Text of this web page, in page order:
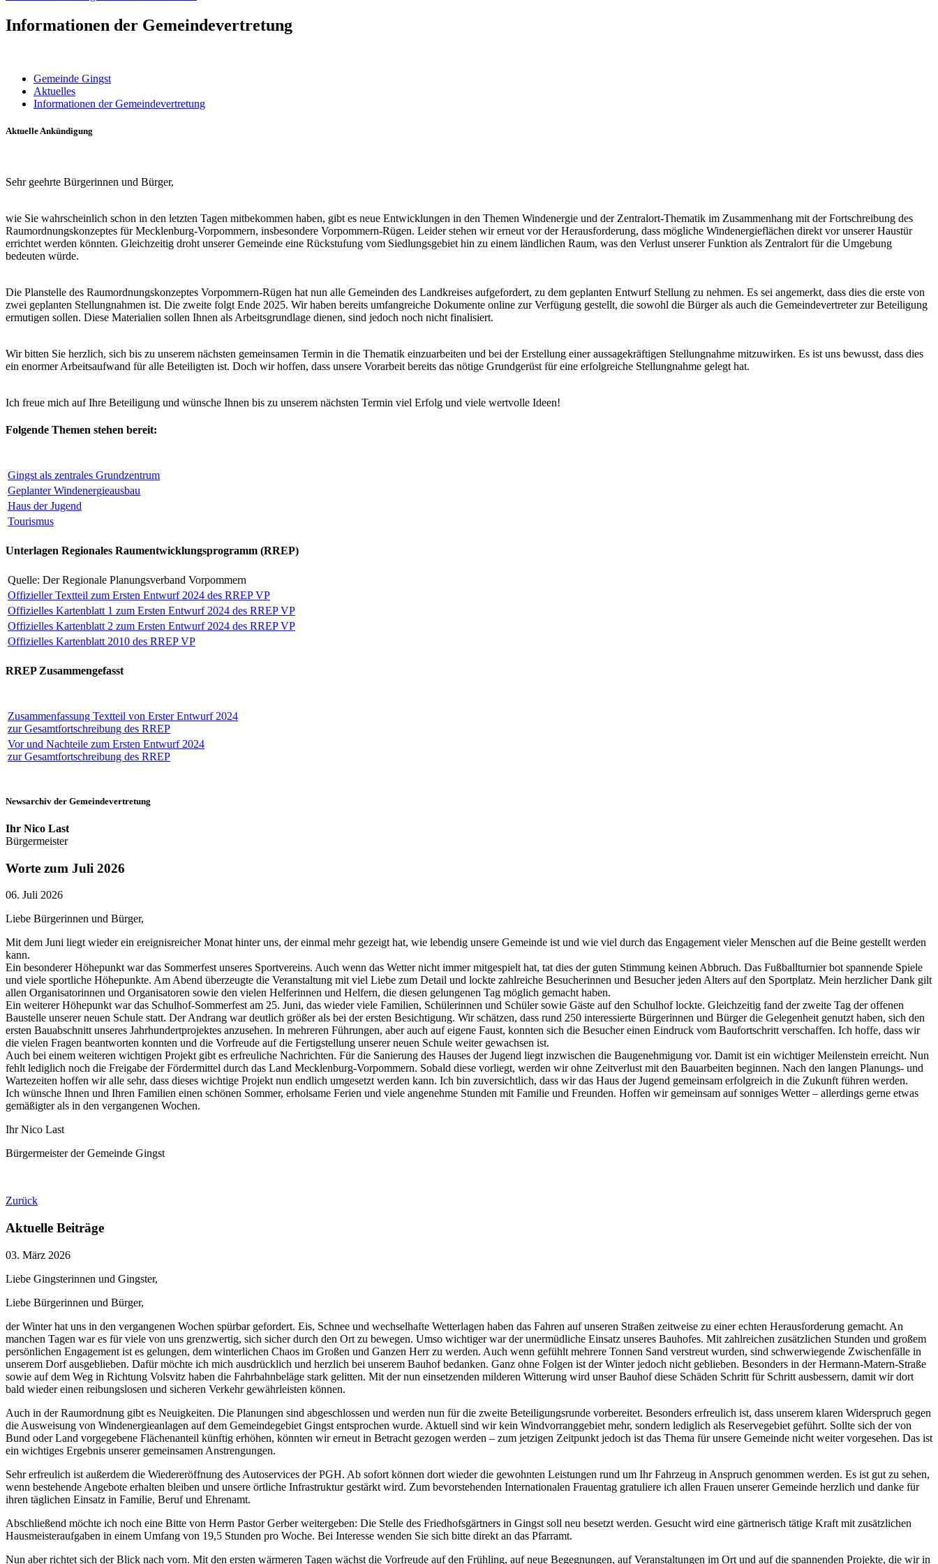
Informationen der Gemeindevertretung
Gemeinde Gingst
Aktuelles
Informationen der Gemeindevertretung
Aktuelle Ankündigung
Sehr geehrte Bürgerinnen und Bürger,
wie Sie wahrscheinlich schon in den letzten Tagen mitbekommen haben, gibt es neue Entwicklungen in den Themen Windenergie und der Zentralort-Thematik im Zusammenhang mit der Fortschreibung des
Raumordnungskonzeptes für Mecklenburg-Vorpommern, insbesondere Vorpommern-Rügen. Leider stehen wir erneut vor der Herausforderung, dass mögliche Windenergieflächen direkt vor unserer Haustür
errichtet werden könnten. Gleichzeitig droht unserer Gemeinde eine Rückstufung vom Siedlungsgebiet hin zu einem ländlichen Raum, was den Verlust unserer Funktion als Zentralort für die Umgebung
bedeuten würde.
Die Planstelle des Raumordnungskonzeptes Vorpommern-Rügen hat nun alle Gemeinden des Landkreises aufgefordert, zu dem geplanten Entwurf Stellung zu nehmen. Es sei angemerkt, dass dies die erste von
zwei geplanten Stellungnahmen ist. Die zweite folgt Ende 2025. Wir haben bereits umfangreiche Dokumente online zur Verfügung gestellt, die sowohl die Bürger als auch die Gemeindevertreter zur Beteiligung
ermutigen sollen. Diese Materialien sollen Ihnen als Arbeitsgrundlage dienen, sind jedoch noch nicht finalisiert.
Wir bitten Sie herzlich, sich bis zu unserem nächsten gemeinsamen Termin in die Thematik einzuarbeiten und bei der Erstellung einer aussagekräftigen Stellungnahme mitzuwirken. Es ist uns bewusst, dass dies
ein enormer Arbeitsaufwand für alle Beteiligten ist. Doch wir hoffen, dass unsere Vorarbeit bereits das nötige Grundgerüst für eine erfolgreiche Stellungnahme gelegt hat.
Ich freue mich auf Ihre Beteiligung und wünsche Ihnen bis zu unserem nächsten Termin viel Erfolg und viele wertvolle Ideen!
Folgende Themen stehen bereit:
Gingst als zentrales Grundzentrum
Geplanter Windenergieausbau
Haus der Jugend
Tourismus
Unterlagen Regionales Raumentwicklungsprogramm (RREP)
Quelle: Der Regionale Planungsverband Vorpommern
Offizieller Textteil zum Ersten Entwurf 2024 des RREP VP
Offizielles Kartenblatt 1 zum Ersten Entwurf 2024 des RREP VP
Offizielles Kartenblatt 2 zum Ersten Entwurf 2024 des RREP VP
Offizielles Kartenblatt 2010 des RREP VP
RREP Zusammengefasst
Zusammenfassung Textteil von Erster Entwurf 2024
zur Gesamtfortschreibung des RREP
Vor und Nachteile zum Ersten Entwurf 2024
zur Gesamtfortschreibung des RREP
Newsarchiv der Gemeindevertretung
Ihr Nico Last
Bürgermeister
Worte zum Juli 2026
06. Juli 2026
Liebe Bürgerinnen und Bürger,
Mit dem Juni liegt wieder ein ereignisreicher Monat hinter uns, der einmal mehr gezeigt hat, wie lebendig unsere Gemeinde ist und wie viel durch das Engagement vieler Menschen auf die Beine gestellt werden
kann.
Ein besonderer Höhepunkt war das Sommerfest unseres Sportvereins. Auch wenn das Wetter nicht immer mitgespielt hat, tat dies der guten Stimmung keinen Abbruch. Das Fußballturnier bot spannende Spiele
und viele sportliche Höhepunkte. Am Abend überzeugte die Veranstaltung mit viel Liebe zum Detail und lockte zahlreiche Besucherinnen und Besucher jeden Alters auf den Sportplatz. Mein herzlicher Dank gilt
allen Organisatorinnen und Organisatoren sowie den vielen Helferinnen und Helfern, die diesen gelungenen Tag möglich gemacht haben.
Ein weiterer Höhepunkt war das Schulhof-Sommerfest am 25. Juni, das wieder viele Familien, Schülerinnen und Schüler sowie Gäste auf den Schulhof lockte. Gleichzeitig fand der zweite Tag der offenen
Baustelle unserer neuen Schule statt. Der Andrang war deutlich größer als bei der ersten Besichtigung. Wir schätzen, dass rund 250 interessierte Bürgerinnen und Bürger die Gelegenheit genutzt haben, sich den
ersten Bauabschnitt unseres Jahrhundertprojektes anzusehen. In mehreren Führungen, aber auch auf eigene Faust, konnten sich die Besucher einen Eindruck vom Baufortschritt verschaffen. Ich hoffe, dass wir
die vielen Fragen beantworten konnten und die Vorfreude auf die Fertigstellung unserer neuen Schule weiter gewachsen ist.
Auch bei einem weiteren wichtigen Projekt gibt es erfreuliche Nachrichten. Für die Sanierung des Hauses der Jugend liegt inzwischen die Baugenehmigung vor. Damit ist ein wichtiger Meilenstein erreicht. Nun
fehlt lediglich noch die Freigabe der Fördermittel durch das Land Mecklenburg-Vorpommern. Sobald diese vorliegt, werden wir ohne Zeitverlust mit den Bauarbeiten beginnen. Nach den langen Planungs- und
Wartezeiten hoffen wir alle sehr, dass dieses wichtige Projekt nun endlich umgesetzt werden kann. Ich bin zuversichtlich, dass wir das Haus der Jugend gemeinsam erfolgreich in die Zukunft führen werden.
Ich wünsche Ihnen und Ihren Familien einen schönen Sommer, erholsame Ferien und viele angenehme Stunden mit Familie und Freunden. Hoffen wir gemeinsam auf sonniges Wetter – allerdings gerne etwas
gemäßigter als in den vergangenen Wochen.
Ihr Nico Last
Bürgermeister der Gemeinde Gingst
Zurück
Aktuelle Beiträge
03. März 2026
Liebe Gingsterinnen und Gingster,
Liebe Bürgerinnen und Bürger,
der Winter hat uns in den vergangenen Wochen spürbar gefordert. Eis, Schnee und wechselhafte Wetterlagen haben das Fahren auf unseren Straßen zeitweise zu einer echten Herausforderung gemacht. An
manchen Tagen war es für viele von uns grenzwertig, sich sicher durch den Ort zu bewegen. Umso wichtiger war der unermüdliche Einsatz unseres Bauhofes. Mit zahlreichen zusätzlichen Stunden und großem
persönlichen Engagement ist es gelungen, dem winterlichen Chaos im Großen und Ganzen Herr zu werden. Auch wenn gefühlt mehrere Tonnen Sand verstreut wurden, sind schwerwiegende Zwischenfälle in
unserem Dorf ausgeblieben. Dafür möchte ich mich ausdrücklich und herzlich bei unserem Bauhof bedanken. Ganz ohne Folgen ist der Winter jedoch nicht geblieben. Besonders in der Hermann-Matern-Straße
sowie auf dem Weg in Richtung Volsvitz haben die Fahrbahnbeläge stark gelitten. Mit der nun einsetzenden milderen Witterung wird unser Bauhof diese Schäden Schritt für Schritt ausbessern, damit wir dort
bald wieder einen reibungslosen und sicheren Verkehr gewährleisten können.
Auch in der Raumordnung gibt es Neuigkeiten. Die Planungen sind abgeschlossen und werden nun für die zweite Beteiligungsrunde vorbereitet. Besonders erfreulich ist, dass unserem klaren Widerspruch gegen
die Ausweisung von Windenergieanlagen auf dem Gemeindegebiet Gingst entsprochen wurde. Aktuell sind wir kein Windvorranggebiet mehr, sondern lediglich als Reservegebiet geführt. Sollte sich der von
Bund oder Land vorgegebene Flächenanteil künftig erhöhen, könnten wir erneut in Betracht gezogen werden – zum jetzigen Zeitpunkt jedoch ist das Thema für unsere Gemeinde nicht weiter vorgesehen. Das ist
ein wichtiges Ergebnis unserer gemeinsamen Anstrengungen.
Sehr erfreulich ist außerdem die Wiedereröffnung des Autoservices der PGH. Ab sofort können dort wieder die gewohnten Leistungen rund um Ihr Fahrzeug in Anspruch genommen werden. Es ist gut zu sehen,
wenn bestehende Angebote erhalten bleiben und unsere örtliche Infrastruktur gestärkt wird. Zum bevorstehenden Internationalen Frauentag gratuliere ich allen Frauen unserer Gemeinde herzlich und danke für
ihren täglichen Einsatz in Familie, Beruf und Ehrenamt.
Abschließend möchte ich noch eine Bitte von Herrn Pastor Gerber weitergeben: Die Stelle des Friedhofsgärtners in Gingst soll neu besetzt werden. Gesucht wird eine gärtnerisch tätige Kraft mit zusätzlichen
Hausmeisteraufgaben in einem Umfang von 19,5 Stunden pro Woche. Bei Interesse wenden Sie sich bitte direkt an das Pfarramt.
Nun aber richtet sich der Blick nach vorn. Mit den ersten wärmeren Tagen wächst die Vorfreude auf den Frühling, auf neue Begegnungen, auf Veranstaltungen im Ort und auf die spannenden Projekte, die wir in